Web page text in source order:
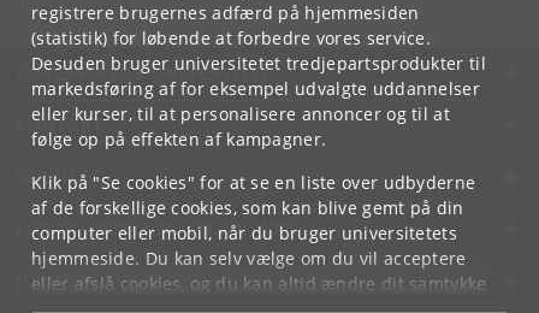
registrere brugernes adfærd på hjemmesiden
(statistik) for løbende at forbedre vores service.
Desuden bruger universitetet tredjepartsprodukter til
markedsføring af for eksempel udvalgte uddannelser
eller kurser, til at personalisere annoncer og til at
følge op på effekten af kampagner.
Klik på "Se cookies" for at se en liste over udbyderne
af de forskellige cookies, som kan blive gemt på din
computer eller mobil, når du bruger universitetets
hjemmeside. Du kan selv vælge om du vil acceptere
eller afslå cookies, og du kan altid ændre dit samtykke
KØBENHAVNS UNIVERSITET
KONTAKT
SERVICES
FOR STUDERENDE OG ANSATTE
JOB OG KARRIERE